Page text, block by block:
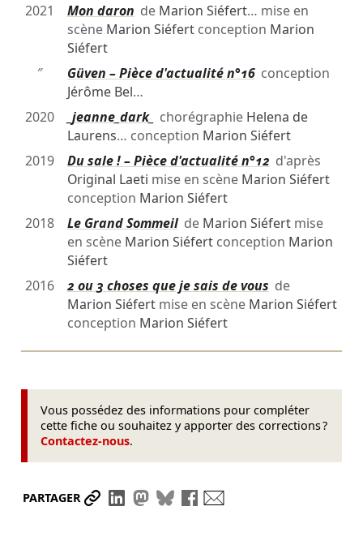
2021
Mon daron de Marion Siéfert… mise en
scène Marion Siéfertconception Marion
Siéfert
″
Güven – Pièce d'actualité n°16conception
Jérôme Bel…
2020
_jeanne_dark_ chorégraphie Helena de
Laurens… conception Marion Siéfert
2019
Du sale ! – Pièce d'actualité n°12 d'après
Original Laeti mise en scène Marion Siéfert
conception Marion Siéfert
2018
Le Grand Sommeilde Marion Siéfertmise
en scène Marion Siéfertconception Marion
Siéfert
2016
2 ou 3 choses que je sais de vous de
Marion Siéfertmise en scène Marion Siéfert
conception Marion Siéfert
Vous possédez des informations pour compléter
cette fiche ou souhaitez y apporter des corrections ?
Contactez-nous.
PARTAGER Partager le lien
Partager sur LinkedIn
Partager sur Mastodon
Partager sur Bluesky
Partager sur Facebook